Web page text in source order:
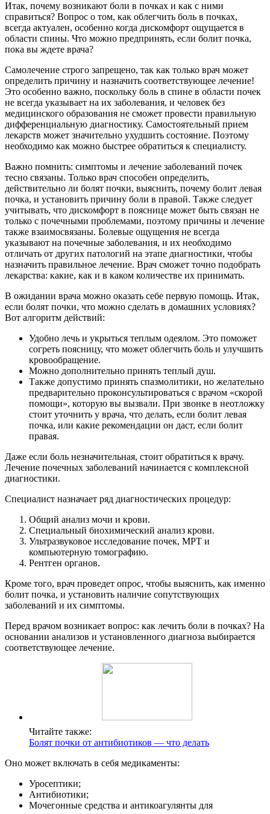
Итак, почему возникают боли в почках и как с ними
справиться? Вопрос о том, как облегчить боль в почках,
всегда актуален, особенно когда дискомфорт ощущается в
области спины. Что можно предпринять, если болит почка,
пока вы ждете врача?
Самолечение строго запрещено, так как только врач может
определить причину и назначить соответствующее лечение!
Это особенно важно, поскольку боль в спине в области почек
не всегда указывает на их заболевания, и человек без
медицинского образования не сможет провести правильную
дифференциальную диагностику. Самостоятельный прием
лекарств может значительно ухудшить состояние. Поэтому
необходимо как можно быстрее обратиться к специалисту.
Важно помнить: симптомы и лечение заболеваний почек
тесно связаны. Только врач способен определить,
действительно ли болят почки, выяснить, почему болит левая
почка, и установить причину боли в правой. Также следует
учитывать, что дискомфорт в пояснице может быть связан не
только с почечными проблемами, поэтому причины и лечение
также взаимосвязаны. Болевые ощущения не всегда
указывают на почечные заболевания, и их необходимо
отличать от других патологий на этапе диагностики, чтобы
назначить правильное лечение. Врач сможет точно подобрать
лекарства: какие, как и в каком количестве их принимать.
В ожидании врача можно оказать себе первую помощь. Итак,
если болят почки, что можно сделать в домашних условиях?
Вот алгоритм действий:
Удобно лечь и укрыться теплым одеялом. Это поможет
согреть поясницу, что может облегчить боль и улучшить
кровообращение.
Можно дополнительно принять теплый душ.
Также допустимо принять спазмолитики, но желательно
предварительно проконсультироваться с врачом «скорой
помощи», которую вы вызвали. При звонке в неотложку
стоит уточнить у врача, что делать, если болит левая
почка, или какие рекомендации он даст, если болит
правая.
Даже если боль незначительная, стоит обратиться к врачу.
Лечение почечных заболеваний начинается с комплексной
диагностики.
Специалист назначает ряд диагностических процедур:
Общий анализ мочи и крови.
Специальный биохимический анализ крови.
Ультразвуковое исследование почек, МРТ и
компьютерную томографию.
Рентген органов.
Кроме того, врач проведет опрос, чтобы выяснить, как именно
болит почка, и установить наличие сопутствующих
заболеваний и их симптомы.
Перед врачом возникает вопрос: как лечить боли в почках? На
основании анализов и установленного диагноза выбирается
соответствующее лечение.
Читайте также:
Болят почки от антибиотиков — что делать
Оно может включать в себя медикаменты:
Уросептики;
Антибиотики;
Мочегонные средства и антикоагулянты для